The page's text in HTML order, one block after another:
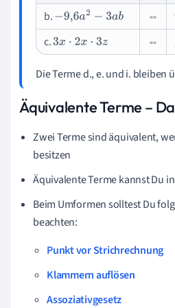
b.−9,6a2−3 ab ⇔
c.3x⋅ 2 x⋅3z ⇔
Die Terme d., e. und i. bleiben
Äquivalente Terme –
Zwei Terme sind äquivalent,
besitzen
Äquivalente Terme kannst Du
Beim Umformen solltest Du
beachten:
Punkt vor Strichrechnung
Klammern auflösen
Assoziativgesetz